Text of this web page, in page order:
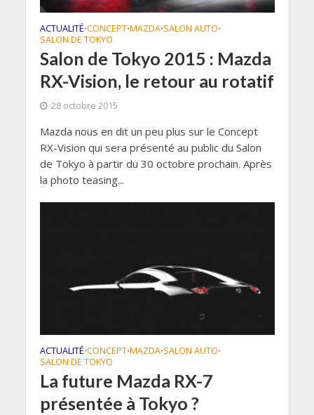
ACTUALITÉ•CONCEPT•MAZDA•SALON AUTO•
SALON DE TOKYO
Salon de Tokyo 2015 : Mazda
RX-Vision, le retour au rotatif
28 octobre 2015
Mazda nous en dit un peu plus sur le Concept
RX-Vision qui sera présenté au public du Salon
de Tokyo à partir du 30 octobre prochain. Après
la photo teasing...
ACTUALITÉ•CONCEPT•MAZDA•SALON AUTO•
SALON DE TOKYO
La future Mazda RX-7
présentée à Tokyo ?